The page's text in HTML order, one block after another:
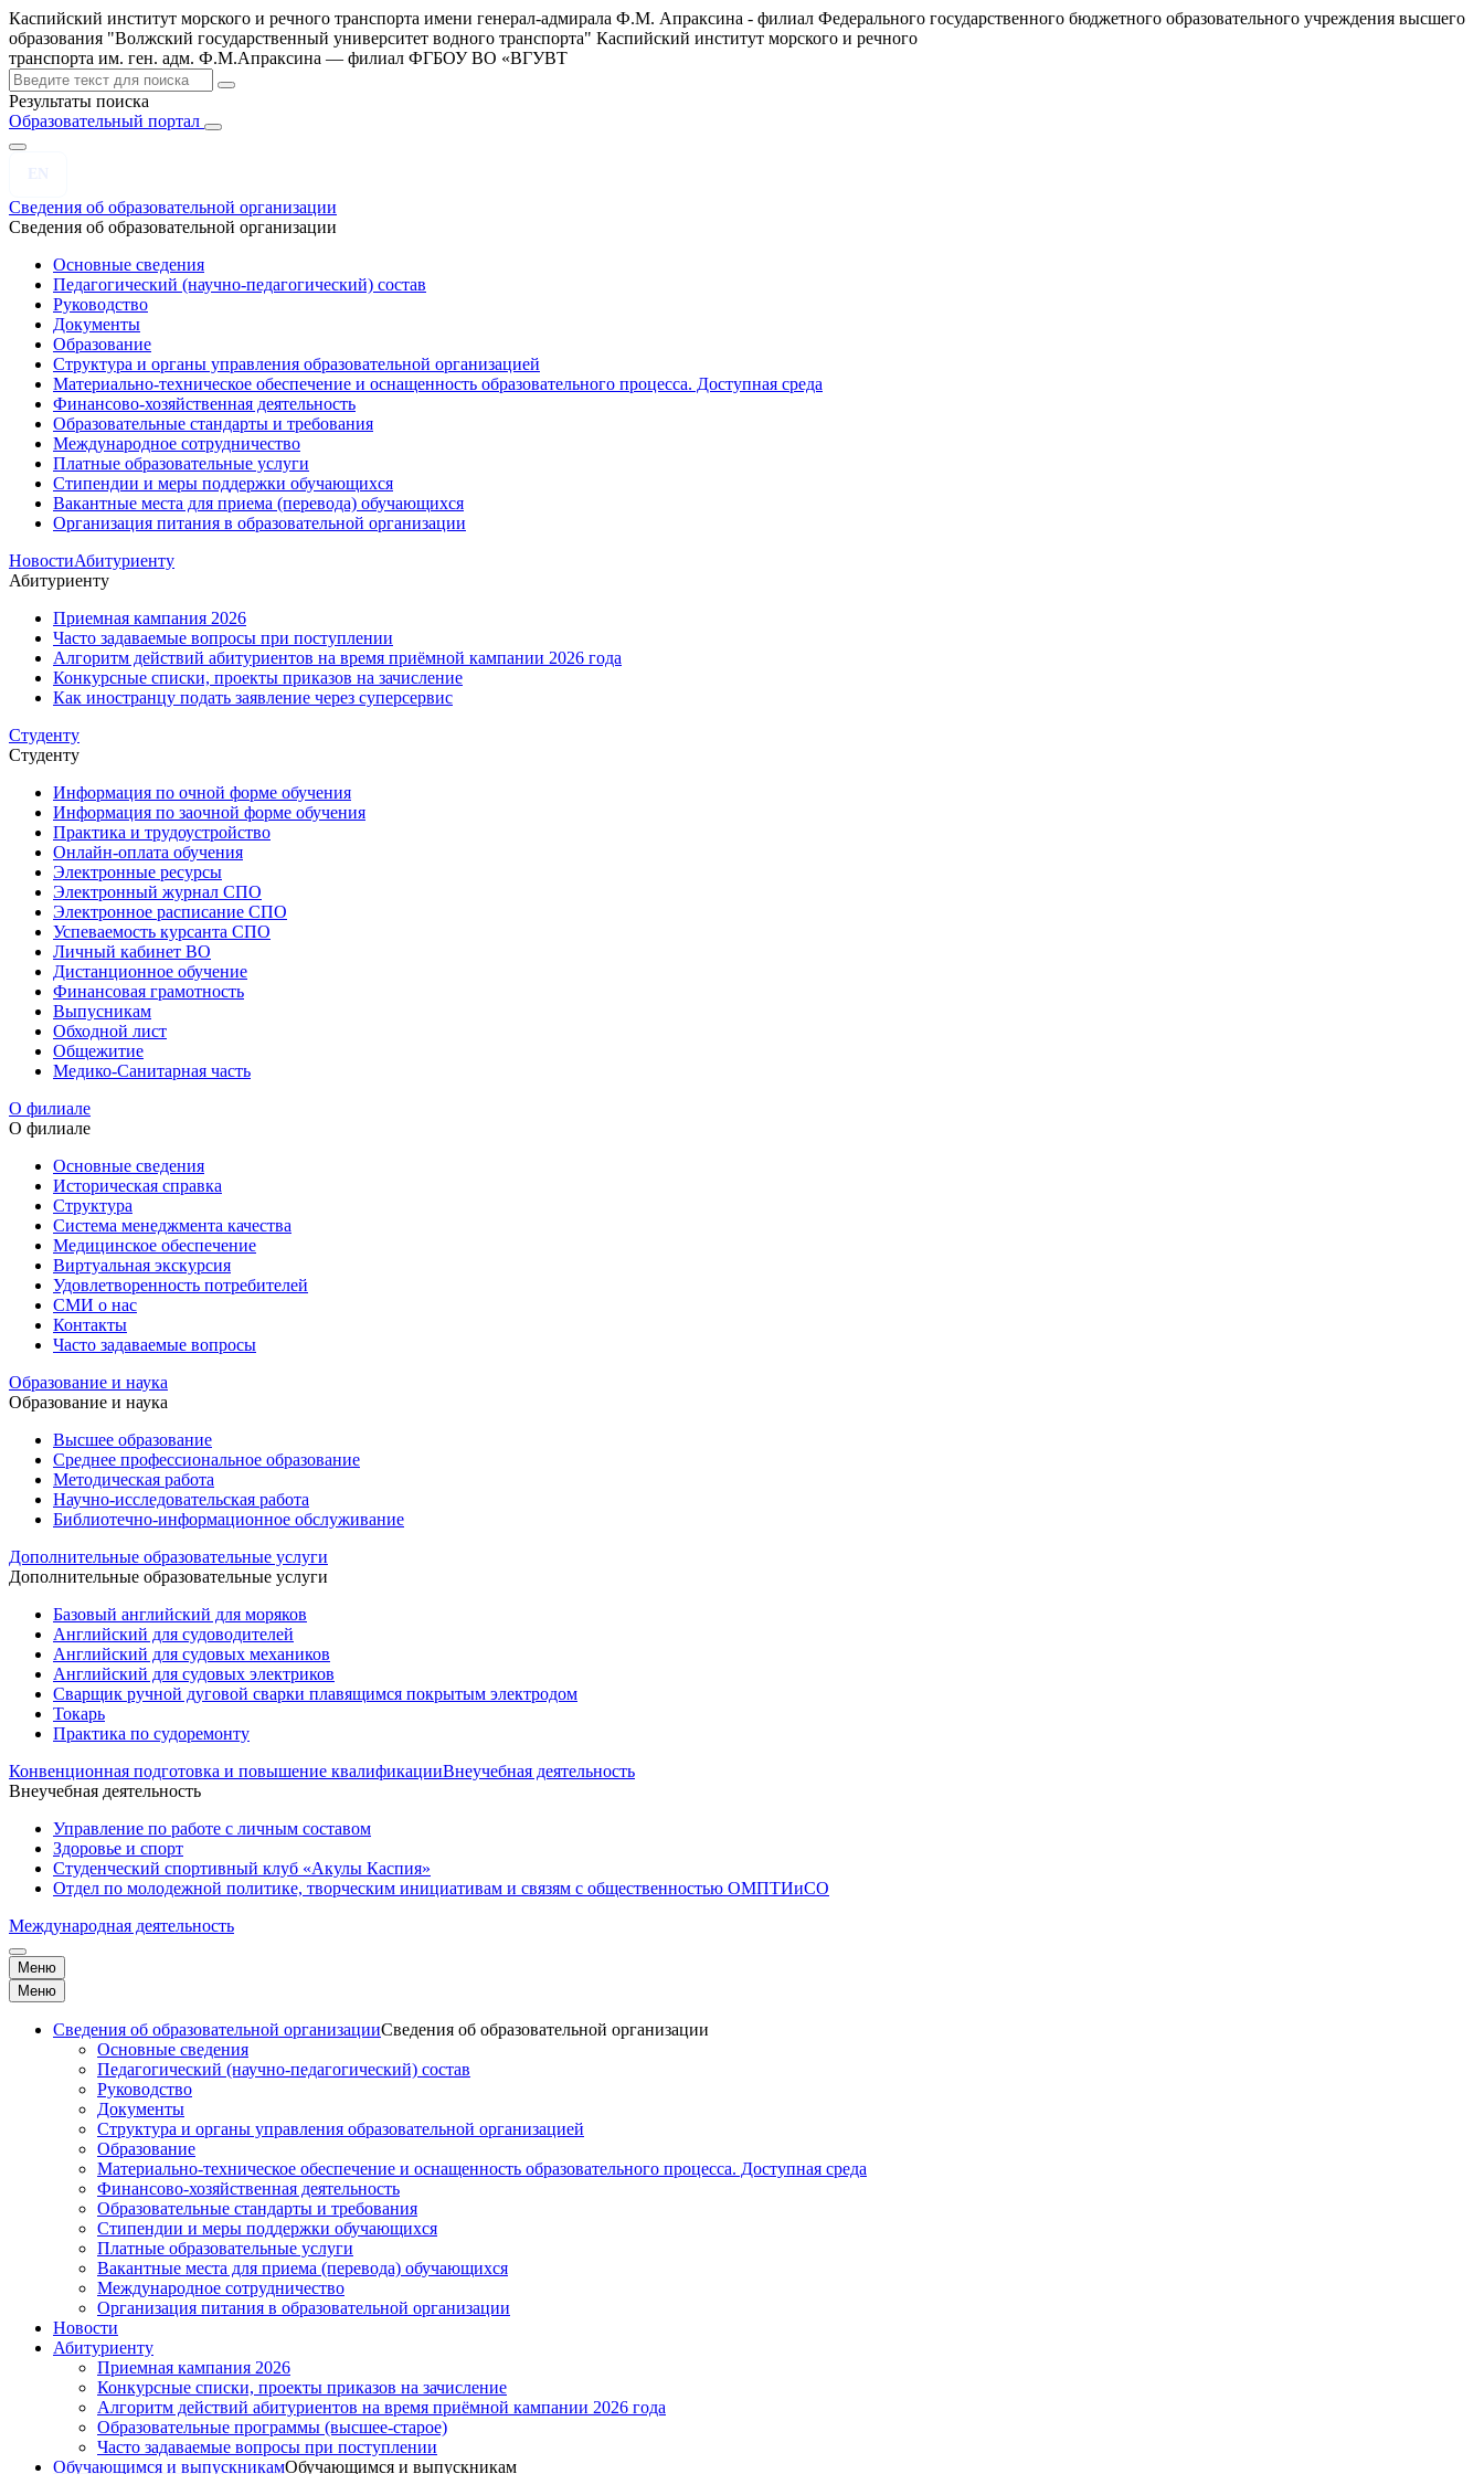
Каспийский институт морского и речного транспорта имени генерал-адмирала Ф.М. Апраксина - филиал Федерального государственного бюджетного образовательного учреждения высшего
образования "Волжский государственный университет водного транспорта" Каспийский институт морского и речного
транспорта им. ген. адм. Ф.М.Апраксина — филиал ФГБОУ ВО «ВГУВТ
Результаты поиска
Образовательный портал
Сведения об образовательной организации
Сведения об образовательной организации
Основные сведения
Педагогический (научно-педагогический) состав
Руководство
Документы
Образование
Структура и органы управления образовательной организацией
Материально-техническое обеспечение и оснащенность образовательного процесса. Доступная среда
Финансово-хозяйственная деятельность
Образовательные стандарты и требования
Международное сотрудничество
Платные образовательные услуги
Стипендии и меры поддержки обучающихся
Вакантные места для приема (перевода) обучающихся
Организация питания в образовательной организации
НовостиАбитуриенту
Абитуриенту
Приемная кампания 2026
Часто задаваемые вопросы при поступлении
Алгоритм действий абитуриентов на время приёмной кампании 2026 года
Конкурсные списки, проекты приказов на зачисление
Как иностранцу подать заявление через суперсервис
Студенту
Студенту
Информация по очной форме обучения
Информация по заочной форме обучения
Практика и трудоустройство
Онлайн-оплата обучения
Электронные ресурсы
Электронный журнал СПО
Электронное расписание СПО
Успеваемость курсанта СПО
Личный кабинет ВО
Дистанционное обучение
Финансовая грамотность
Выпусникам
Обходной лист
Общежитие
Медико-Санитарная часть
О филиале
О филиале
Основные сведения
Историческая справка
Структура
Система менеджмента качества
Медицинское обеспечение
Виртуальная экскурсия
Удовлетворенность потребителей
СМИ о нас
Контакты
Часто задаваемые вопросы
Образование и наука
Образование и наука
Высшее образование
Среднее профессиональное образование
Методическая работа
Научно-исследовательская работа
Библиотечно-информационное обслуживание
Дополнительные образовательные услуги
Дополнительные образовательные услуги
Базовый английский для моряков
Английский для судоводителей
Английский для судовых механиков
Английский для судовых электриков
Cварщик ручной дуговой сварки плавящимся покрытым электродом
Токарь
Практика по судоремонту
Конвенционная подготовка и повышение квалификацииВнеучебная деятельность
Внеучебная деятельность
Управление по работе с личным составом
Здоровье и спорт
Студенческий спортивный клуб «Акулы Каспия»
Отдел по молодежной политике, творческим инициативам и связям с общественностью ОМПТИиСО
Международная деятельность
Меню
Меню
Сведения об образовательной организацииСведения об образовательной организации
Основные сведения
Педагогический (научно-педагогический) состав
Руководство
Документы
Структура и органы управления образовательной организацией
Образование
Материально-техническое обеспечение и оснащенность образовательного процесса. Доступная среда
Финансово-хозяйственная деятельность
Образовательные стандарты и требования
Стипендии и меры поддержки обучающихся
Платные образовательные услуги
Вакантные места для приема (перевода) обучающихся
Международное сотрудничество
Организация питания в образовательной организации
Новости
Абитуриенту
Приемная кампания 2026
Конкурсные списки, проекты приказов на зачисление
Алгоритм действий абитуриентов на время приёмной кампании 2026 года
Образовательные программы (высшее-старое)
Часто задаваемые вопросы при поступлении
Обучающимся и выпускникамОбучающимся и выпускникам